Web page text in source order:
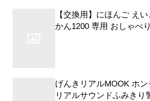
【交換用】にほんご え
かん1200 専用 おしゃべ
げんきリアルMOOK ホ
リアルサウンドふみきり